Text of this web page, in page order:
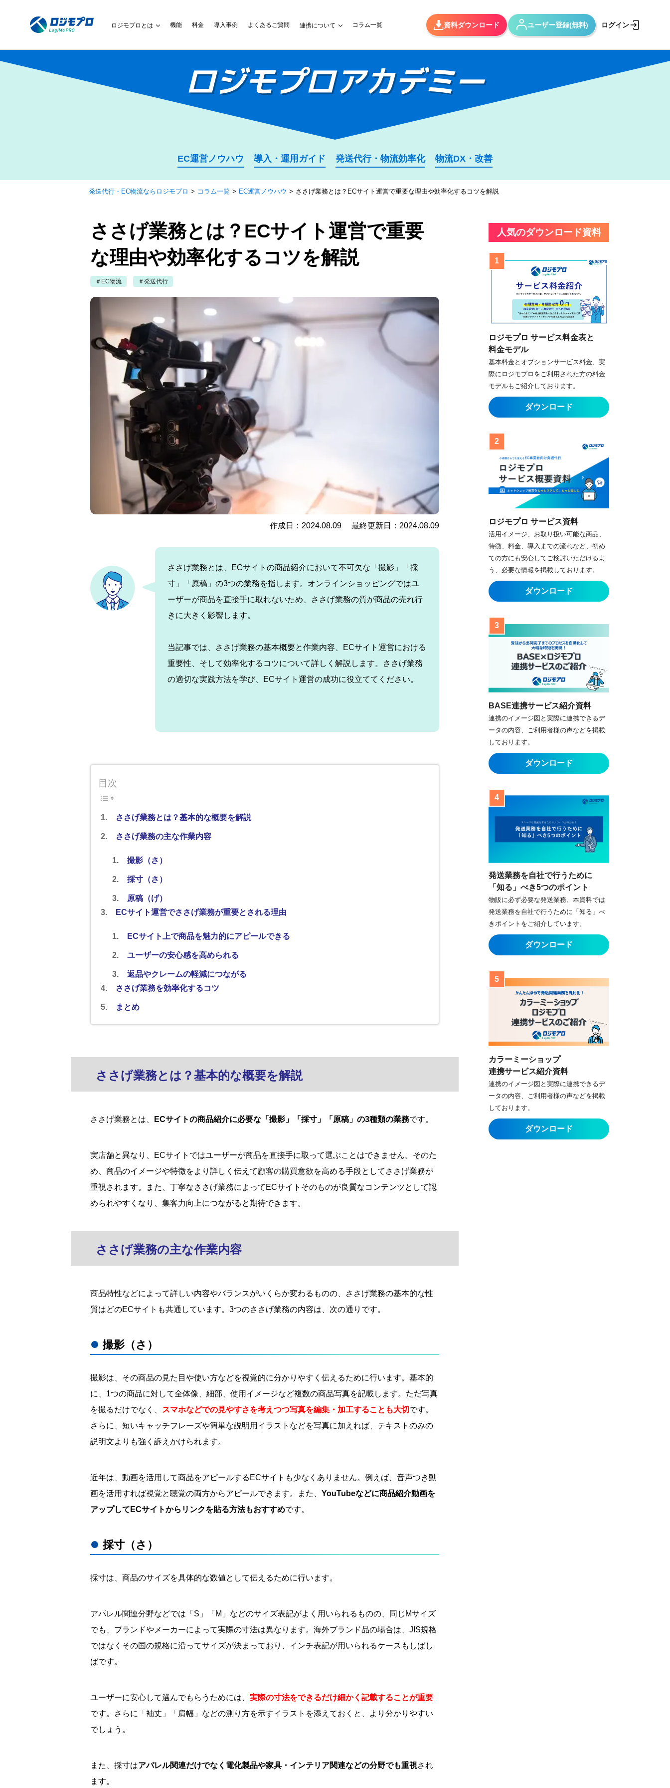
ロジモプロとは 機能 料金 導入事例 よくあるご質問 連携について コラム一覧 資料ダウンロード ユーザー登録(無料) ログイン
ロジモプロアカデミー
EC運営ノウハウ 導入・運用ガイド 発送代行・物流効率化 物流DX・改善
発送代行・EC物流ならロジモプロ コラム一覧 EC運営ノウハウ ささげ業務とは？ECサイト運営で重要な理由や効率化するコツを解説
ささげ業務とは？ECサイト運営で重要
な理由や効率化するコツを解説
＃EC物流 ＃発送代行
作成日：2024.08.09 最終更新日：2024.08.09
ささげ業務とは、ECサイトの商品紹介において不可欠な「撮影」「採
寸」「原稿」の3つの業務を指します。オンラインショッピングではユ
ーザーが商品を直接手に取れないため、ささげ業務の質が商品の売れ行
きに大きく影響します。
当記事では、ささげ業務の基本概要と作業内容、ECサイト運営における
重要性、そして効率化するコツについて詳しく解説します。ささげ業務
の適切な実践方法を学び、ECサイト運営の成功に役立ててください。
目次
ささげ業務とは？基本的な概要を解説
ささげ業務の主な作業内容
撮影（さ）
採寸（さ）
原稿（げ）
ECサイト運営でささげ業務が重要とされる理由
ECサイト上で商品を魅力的にアピールできる
ユーザーの安心感を高められる
返品やクレームの軽減につながる
ささげ業務を効率化するコツ
まとめ
ささげ業務とは？基本的な概要を解説
ささげ業務とは、 ECサイトの商品紹介に必要な「撮影」「採寸」「原稿」の3種類の業務です。
実店舗と異なり、ECサイトではユーザーが商品を直接手に取って選ぶことはできません。そのた
め、商品のイメージや特徴をより詳しく伝えて顧客の購買意欲を高める手段としてささげ業務が
重視されます。また、丁寧なささげ業務によってECサイトそのものが良質なコンテンツとして認
められやすくなり、集客力向上につながると期待できます。
ささげ業務の主な作業内容
商品特性などによって詳しい内容やバランスがいくらか変わるものの、ささげ業務の基本的な性
質はどのECサイトも共通しています。3つのささげ業務の内容は、次の通りです。
撮影（さ）
撮影は、その商品の見た目や使い方などを視覚的に分かりやすく伝えるために行います。基本的
に、1つの商品に対して全体像、細部、使用イメージなど複数の商品写真を記載します。ただ写真
を撮るだけでなく、
スマホなどでの見やすさを考えつつ写真を編集・加工することも大切です。
さらに、短いキャッチフレーズや簡単な説明用イラストなどを写真に加えれば、テキストのみの
説明文よりも強く訴えかけられます。
近年は、動画を活用して商品をアピールするECサイトも少なくありません。例えば、音声つき動
画を活用すれば視覚と聴覚の両方からアピールできます。また、 YouTubeなどに商品紹介動画を
アップしてECサイトからリンクを貼る方法もおすすめです。
採寸（さ）
採寸は、商品のサイズを具体的な数値として伝えるために行います。
アパレル関連分野などでは「S」「M」などのサイズ表記がよく用いられるものの、同じMサイズ
でも、ブランドやメーカーによって実際の寸法は異なります。海外ブランド品の場合は、JIS規格
ではなくその国の規格に沿ってサイズが決まっており、インチ表記が用いられるケースもしばし
ばです。
ユーザーに安心して選んでもらうためには、 実際の寸法をできるだけ細かく記載することが重要
です。さらに「袖丈」「肩幅」などの測り方を示すイラストを添えておくと、より分かりやすい
でしょう。
また、採寸はアパレル関連だけでなく電化製品や家具・インテリア関連などの分野でも重視され
ます。
人気のダウンロード資料
ロジモプロ サービス料金表と
料金モデル
基本料金とオプションサービス料金、実
際にロジモプロをご利用された方の料金
モデルもご紹介しております。
ロジモプロ サービス資料
活用イメージ、お取り扱い可能な商品、
特徴、料金、導入までの流れなど、初め
ての方にも安心してご検討いただけるよ
う、必要な情報を掲載しております。
BASE連携サービス紹介資料
連携のイメージ図と実際に連携できるデ
ータの内容、ご利用者様の声などを掲載
しております。
発送業務を自社で行うために
「知る」べき5つのポイント
物販に必ず必要な発送業務、本資料では
発送業務を自社で行うために「知る」べ
きポイントをご紹介しています。
カラーミーショップ
連携サービス紹介資料
連携のイメージ図と実際に連携できるデ
ータの内容、ご利用者様の声などを掲載
しております。